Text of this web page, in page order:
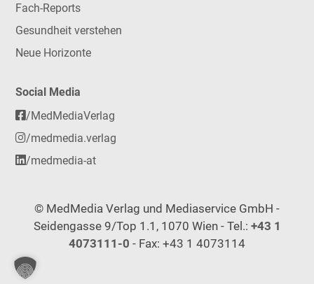
Fach-Reports
Gesundheit verstehen
Neue Horizonte
Social Media
/MedMediaVerlag
/medmedia.verlag
/medmedia-at
© MedMedia Verlag und Mediaservice GmbH -
Seidengasse 9/Top 1.1, 1070 Wien - Tel.: +43 1
4073111-0 - Fax: +43 1 4073114